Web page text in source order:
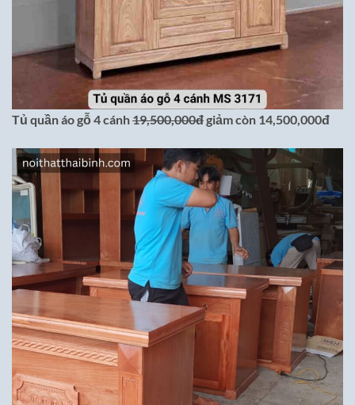
Tủ quần áo gỗ 4 cánh19,500,000đgiảm còn 14,500,000đ